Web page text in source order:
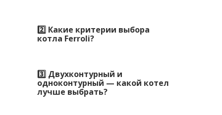
2️⃣ Какие критерии выбора
котла Ferroli?
3️⃣ Двухконтурный и
одноконтурный — какой котел
лучше выбрать?